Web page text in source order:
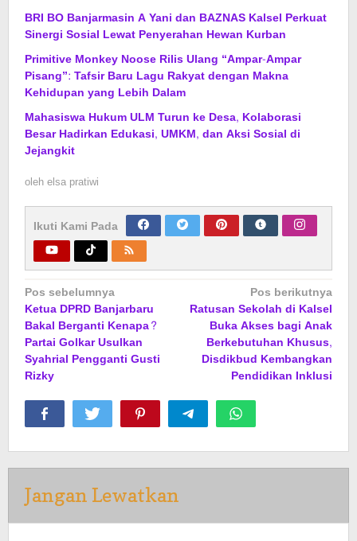
BRI BO Banjarmasin A Yani dan BAZNAS Kalsel Perkuat
Sinergi Sosial Lewat Penyerahan Hewan Kurban
Primitive Monkey Noose Rilis Ulang “Ampar-Ampar
Pisang”: Tafsir Baru Lagu Rakyat dengan Makna
Kehidupan yang Lebih Dalam
Mahasiswa Hukum ULM Turun ke Desa, Kolaborasi
Besar Hadirkan Edukasi, UMKM, dan Aksi Sosial di
Jejangkit
olehelsa pratiwi
Ikuti Kami Pada
Navigasi
pos
Pos sebelumnya
Ketua DPRD Banjarbaru
Bakal Berganti Kenapa?
Partai Golkar Usulkan
Syahrial Pengganti Gusti
Rizky
Pos berikutnya
Ratusan Sekolah di Kalsel
Buka Akses bagi Anak
Berkebutuhan Khusus,
Disdikbud Kembangkan
Pendidikan Inklusi
Jangan Lewatkan